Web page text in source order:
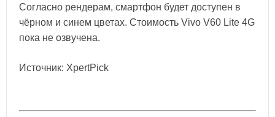
Согласно рендерам, смартфон будет доступен в
чёрном и синем цветах. Стоимость Vivo V60 Lite 4G
пока не озвучена.
Источник: XpertPick